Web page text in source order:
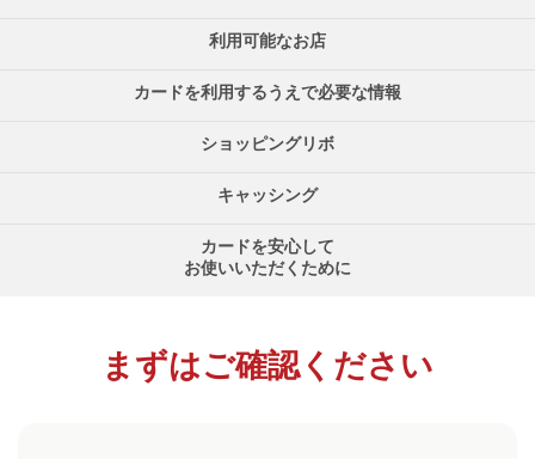
利用可能なお店
カードを利用するうえで必要な情報
ショッピングリボ
キャッシング
カードを安心して
お使いいただくために
まずはご確認ください